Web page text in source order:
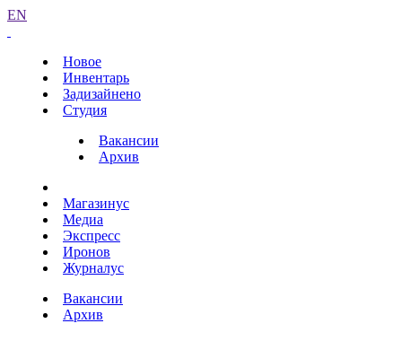
EN
Новое
Инвентарь
Задизайнено
Студия
Вакансии
Архив
Магазинус
Медиа
Экспресс
Иронов
Журналус
Вакансии
Архив